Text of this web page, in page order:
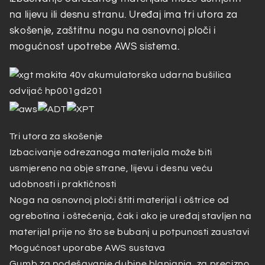
na lijevu ili desnu stranu. Uređaj ima tri utora za
skošenje, zaštitnu nogu na osnovnoj ploči i
mogućnost upotrebe AWS sistema.
Tri utora za skošenje
Izbacivanje odrezanoga materijala može biti
usmjereno na obje strane, lijevu i desnu veću
udobnosti i praktičnosti
Noga na osnovnoj ploči štiti materijal i oštrice od
ogrebotina i oštećenja, čak i ako je uređaj stavljen na
materijal prije no što se bubanj u potpunosti zaustavi
Mogućnost uporabe AWS sustava